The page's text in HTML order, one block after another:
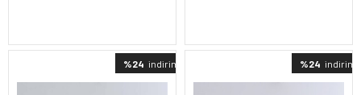
%24 indirimli %24 indirimli